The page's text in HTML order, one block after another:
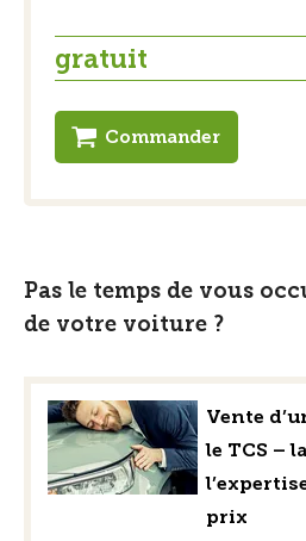
gratuit
Commander
Pas le temps de vous
de votre voiture ?
Vente
le TCS –
prix